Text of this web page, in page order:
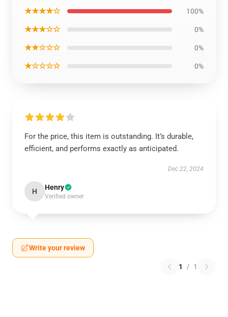
★★★★☆ 100%
★★★☆☆ 0%
★★☆☆☆ 0%
★☆☆☆☆ 0%
For the price, this item is outstanding. It’s durable,
efficient, and performs exactly as anticipated.
Dec 22, 2024
H Henry
Verified owner
Write your review
1 / 1